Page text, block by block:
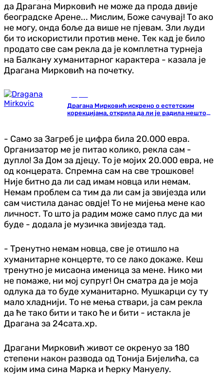
да Драгана Мирковић не може да прода двије
београдске Арене... Мислим, Боже сачувај! То ако
не могу, онда боље да више не пјевам. Зли људи
би то искористили против мене. Тек кад је било
продато све сам рекла да је комплетна турнеја
на Балкану хуманитарног карактера - казала је
Драгана Мирковић на почетку.
Драгана Мирковић искрено о естетским
корекцијама, открила да ли је радила нешто
- Само за Загреб је цифра била 20.000 евра.
Организатор ме је питао колико, рекла сам -
дупло! За Дом за дјецу. То је мојих 20.000 евра, не
од концерата. Спремна сам на све трошкове!
Није битно да ли сад имам новца или немам.
Немам проблем са тим да ли сам ја звијезда или
сам чистила данас овдје! То не мијења мене као
личност. То што ја радим може само плус да ми
буде - додала је музичка звијезда тад.
- Тренутно немам новца, све је отишло на
хуманитарне концерте, то се лако докаже. Кеш
тренутно је мисаона именица за мене. Нико ми
не помаже, ни мој супруг! Он сматра да је моја
одлука да то буде хуманитарно. Мушкарци су ту
мало хладнији. То не мења ствари, ја сам рекла
да ће тако бити и тако ће и бити - истакла је
Драгана за 24сата.хр.
Драгани Мирковић живот се окренуо за 180
степени након развода од Тонија Бијелића, са
којим има сина Марка и ћерку Мануелу.